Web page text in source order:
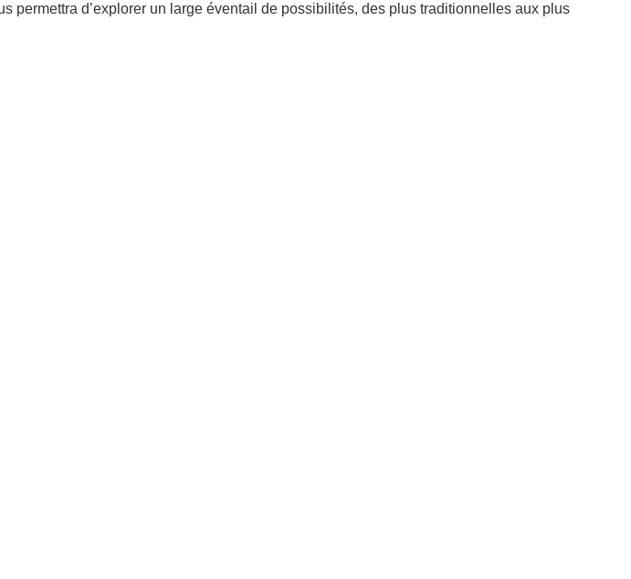
permettra d’explorer un large éventail de possibilités, des plus traditionnelles aux plus